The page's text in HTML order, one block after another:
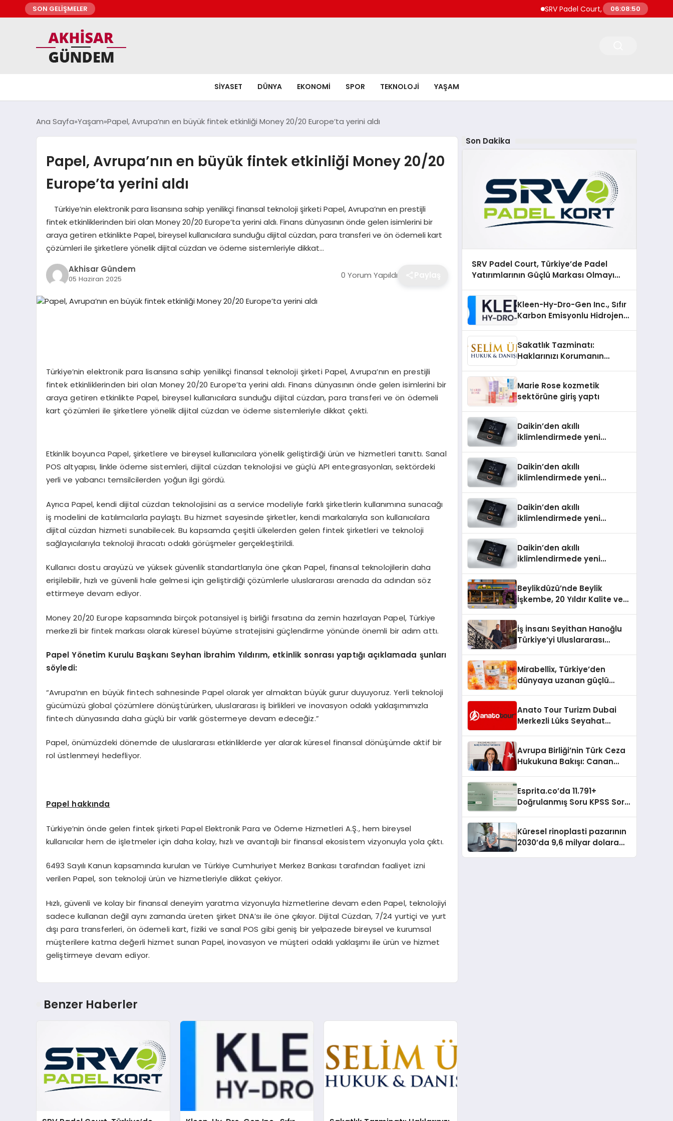
SON GELİŞMELER SRV Padel Court, Türkiye’de Padel
06:08:51
SIYASET DÜNYA EKONOMI SPOR TEKNOLOJI YAŞAM
Ana Sayfa Yaşam Papel, Avrupa’nın en büyük fintek etkinliği Money 20/20 Europe’ta yerini aldı
Papel, Avrupa’nın en büyük fintek etkinliği Money 20/20
Europe’ta yerini aldı
Türkiye’nin elektronik para lisansına sahip yenilikçi finansal teknoloji şirketi Papel, Avrupa’nın en prestijli
fintek etkinliklerinden biri olan Money 20/20 Europe’ta yerini aldı. Finans dünyasının önde gelen isimlerini bir
araya getiren etkinlikte Papel, bireysel kullanıcılara sunduğu dijital cüzdan, para transferi ve ön ödemeli kart
çözümleri ile şirketlere yönelik dijital cüzdan ve ödeme sistemleriyle dikkat…
Akhisar Gündem
05 Haziran 2025 0 Yorum Yapıldı
Türkiye’nin elektronik para lisansına sahip yenilikçi finansal teknoloji şirketi Papel, Avrupa’nın en prestijli
fintek etkinliklerinden biri olan Money 20/20 Europe’ta yerini aldı. Finans dünyasının önde gelen isimlerini bir
araya getiren etkinlikte Papel, bireysel kullanıcılara sunduğu dijital cüzdan, para transferi ve ön ödemeli
kart çözümleri ile şirketlere yönelik dijital cüzdan ve ödeme sistemleriyle dikkat çekti.
Etkinlik boyunca Papel, şirketlere ve bireysel kullanıcılara yönelik geliştirdiği ürün ve hizmetleri tanıttı. Sanal
POS altyapısı, linkle ödeme sistemleri, dijital cüzdan teknolojisi ve güçlü API entegrasyonları, sektördeki
yerli ve yabancı temsilcilerden yoğun ilgi gördü.
Ayrıca Papel, kendi dijital cüzdan teknolojisini as a service modeliyle farklı şirketlerin kullanımına sunacağı
iş modelini de katılımcılarla paylaştı. Bu hizmet sayesinde şirketler, kendi markalarıyla son kullanıcılara
dijital cüzdan hizmeti sunabilecek. Bu kapsamda çeşitli ülkelerden gelen fintek şirketleri ve teknoloji
sağlayıcılarıyla teknoloji ihracatı odaklı görüşmeler gerçekleştirildi.
Kullanıcı dostu arayüzü ve yüksek güvenlik standartlarıyla öne çıkan Papel, finansal teknolojilerin daha
erişilebilir, hızlı ve güvenli hale gelmesi için geliştirdiği çözümlerle uluslararası arenada da adından söz
ettirmeye devam ediyor.
Money 20/20 Europe kapsamında birçok potansiyel iş birliği fırsatına da zemin hazırlayan Papel, Türkiye
merkezli bir fintek markası olarak küresel büyüme stratejisini güçlendirme yönünde önemli bir adım attı.
Papel Yönetim Kurulu Başkanı Seyhan İbrahim Yıldırım, etkinlik sonrası yaptığı açıklamada şunları
söyledi:
“Avrupa’nın en büyük fintech sahnesinde Papel olarak yer almaktan büyük gurur duyuyoruz. Yerli teknoloji
gücümüzü global çözümlere dönüştürürken, uluslararası iş birlikleri ve inovasyon odaklı yaklaşımımızla
fintech dünyasında daha güçlü bir varlık göstermeye devam edeceğiz.”
Papel, önümüzdeki dönemde de uluslararası etkinliklerde yer alarak küresel finansal dönüşümde aktif bir
rol üstlenmeyi hedefliyor.
Papel hakkında
Türkiye’nin önde gelen fintek şirketi Papel Elektronik Para ve Ödeme Hizmetleri A.Ş., hem bireysel
kullanıcılar hem de işletmeler için daha kolay, hızlı ve avantajlı bir finansal ekosistem vizyonuyla yola çıktı.
6493 Sayılı Kanun kapsamında kurulan ve Türkiye Cumhuriyet Merkez Bankası tarafından faaliyet izni
verilen Papel, son teknoloji ürün ve hizmetleriyle dikkat çekiyor.
Hızlı, güvenli ve kolay bir finansal deneyim yaratma vizyonuyla hizmetlerine devam eden Papel, teknolojiyi
sadece kullanan değil aynı zamanda üreten şirket DNA’sı ile öne çıkıyor. Dijital Cüzdan, 7/24 yurtiçi ve yurt
dışı para transferleri, ön ödemeli kart, fiziki ve sanal POS gibi geniş bir yelpazede bireysel ve kurumsal
müşterilere katma değerli hizmet sunan Papel, inovasyon ve müşteri odaklı yaklaşımı ile ürün ve hizmet
geliştirmeye devam ediyor.
Benzer Haberler
Son Dakika
SRV Padel Court, Türkiye’de Padel
Yatırımlarının Güçlü Markası Olmayı
Kleen-Hy-Dro-Gen Inc., Sıfır
Karbon Emisyonlu Hidrojen
Aldı
Sakatlık Tazminatı:
Haklarınızı Korumanın
Marie Rose kozmetik
sektörüne giriş yaptı
Daikin’den akıllı
iklimlendirmede yeni
Daikin’den akıllı
iklimlendirmede yeni
Daikin’den akıllı
iklimlendirmede yeni
Daikin’den akıllı
iklimlendirmede yeni
Beylikdüzü’nde Beylik
İşkembe, 20 Yıldır Kalite ve
İş İnsanı Seyithan Hanoğlu
Türkiye’yi Uluslararası
Mirabellix, Türkiye’den
dünyaya uzanan güçlü
Anato Tour Turizm Dubai
Merkezli Lüks Seyahat
Avrupa Birliği’nin Türk Ceza
Hukukuna Bakışı: Canan
Esprita.co’da 11.791+
Doğrulanmış Soru KPSS Soru
Küresel rinoplasti pazarının
2030’da 9,6 milyar dolara